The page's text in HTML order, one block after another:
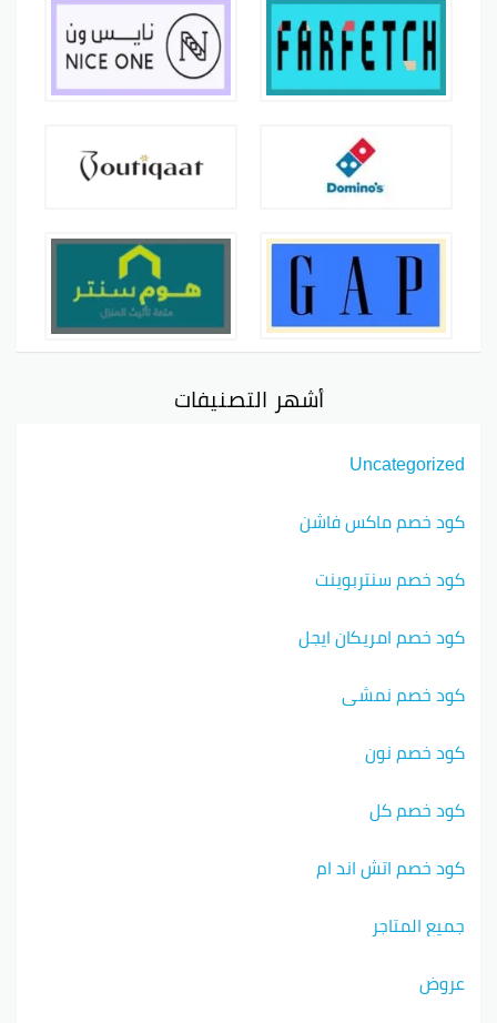
أشهر التصنيفات
Uncategorized
كود خصم ماكس فاشن
كود خصم سنتربوينت
كود خصم امريكان ايجل
كود خصم نمشي
كود خصم نون
كود خصم كل
كود خصم اتش اند ام
جميع المتاجر
عروض